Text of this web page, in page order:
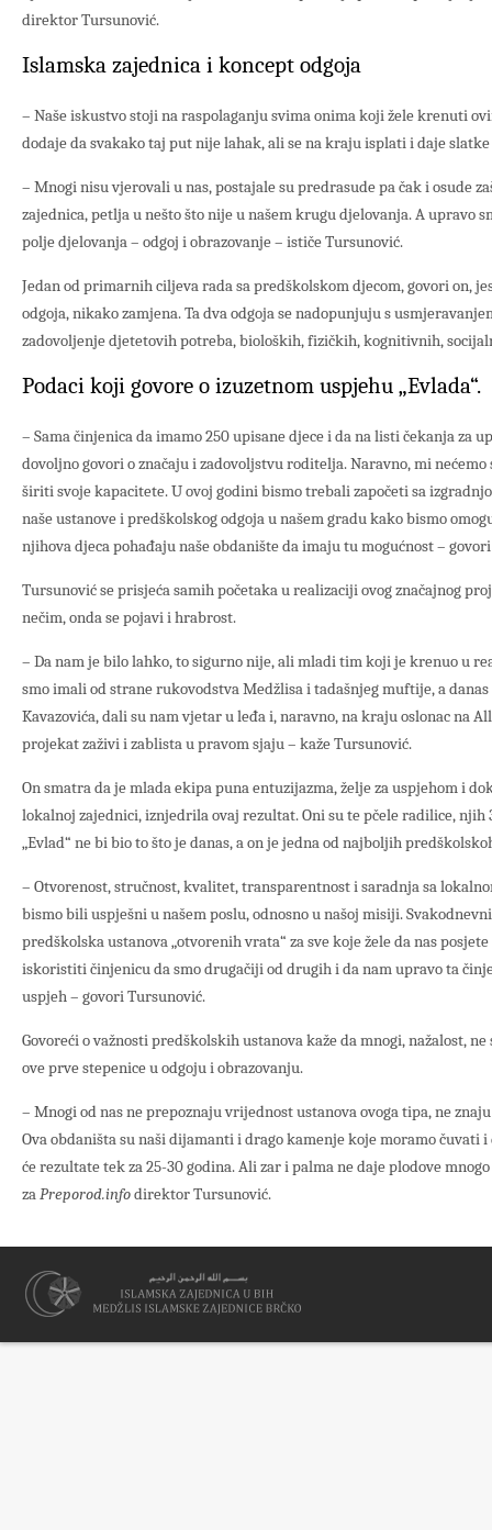
direktor Tursunović.
Islamska zajednica i koncept odgoja
– Naše iskustvo stoji na raspolaganju svima onima koji žele krenuti
dodaje da svakako taj put nije lahak, ali se na kraju isplati i daje
– Mnogi nisu vjerovali u nas, postajale su predrasude pa čak i osude
zajednica, petlja u nešto što nije u našem krugu djelovanja. A upravo
polje djelovanja – odgoj i obrazovanje – ističe Tursunović.
Jedan od primarnih ciljeva rada sa predškolskom djecom, govori on,
odgoja, nikako zamjena. Ta dva odgoja se nadopunjuju s
zadovoljenje djetetovih potreba, bioloških, fizičkih, kognitivnih,
Podaci koji govore o izuzetnom uspjehu „Evlada“.
– Sama činjenica da imamo 250 upisane djece i da na listi čekanja za
dovoljno govori o značaju i zadovoljstvu roditelja. Naravno, mi
širiti svoje kapacitete. U ovoj godini bismo trebali započeti sa
naše ustanove i predškolskog odgoja u našem gradu kako bismo
njihova djeca pohađaju naše obdanište da imaju tu mogućnost –
Tursunović se prisjeća samih početaka u realizaciji ovog značajnog
nečim, onda se pojavi i hrabrost.
– Da nam je bilo lahko, to sigurno nije, ali mladi tim koji je krenuo u
smo imali od strane rukovodstva Medžlisa i tadašnjeg muftije, a
Kavazovića, dali su nam vjetar u leđa i, naravno, na kraju oslonac na
projekat zaživi i zablista u pravom sjaju – kaže Tursunović.
On smatra da je mlada ekipa puna entuzijazma, želje za uspjehom i
lokalnoj zajednici, iznjedrila ovaj rezultat. Oni su te pčele radilice, njih
„Evlad“ ne bi bio to što je danas, a on je jedna od najboljih
– Otvorenost, stručnost, kvalitet, transparentnost i saradnja sa
bismo bili uspješni u našem poslu, odnosno u našoj misiji.
predškolska ustanova „otvorenih vrata“ za sve koje žele da nas
iskoristiti činjenicu da smo drugačiji od drugih i da nam upravo ta
uspjeh – govori Tursunović.
Govoreći o važnosti predškolskih ustanova kaže da mnogi, nažalost,
ove prve stepenice u odgoju i obrazovanju.
– Mnogi od nas ne prepoznaju vrijednost ustanova ovoga tipa, ne
Ova obdaništa su naši dijamanti i drago kamenje koje moramo čuvati
će rezultate tek za 25-30 godina. Ali zar i palma ne daje plodove
zaPreporod.infodirektor Tursunović.